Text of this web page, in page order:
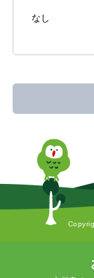
なし